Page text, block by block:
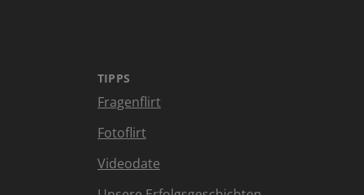
TIPPS
Fragenflirt
Fotoflirt
Videodate